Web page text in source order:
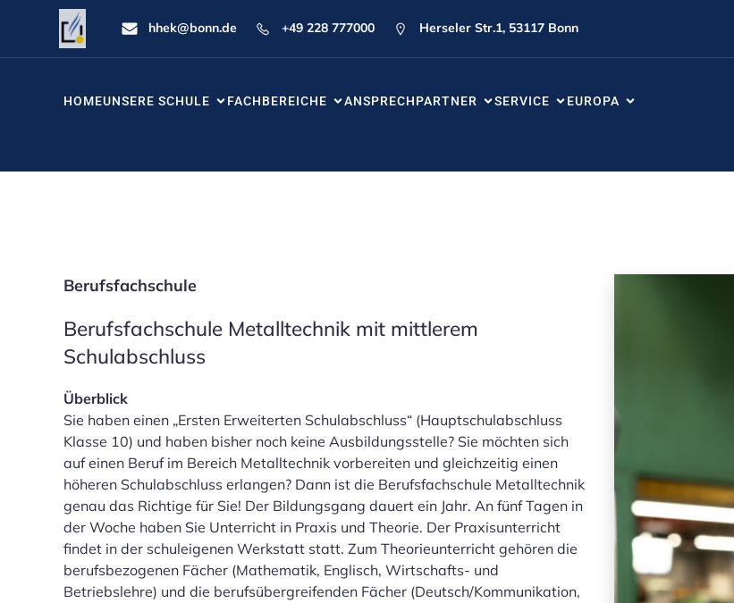
hhek@bonn.de +49 228 777000 Herseler Str.1, 53117 Bonn
HOMEUNSERE SCHULE FACHBEREICHE ANSPRECHPARTNER SERVICE EUROPA
Berufsfachschule
Berufsfachschule Metalltechnik mit mittlerem
Schulabschluss
Überblick
Sie haben einen „Ersten Erweiterten Schulabschluss“ (Hauptschulabschluss
Klasse 10) und haben bisher noch keine Ausbildungsstelle? Sie möchten sich
auf einen Beruf im Bereich Metalltechnik vorbereiten und gleichzeitig einen
höheren Schulabschluss erlangen? Dann ist die Berufsfachschule Metalltechnik
genau das Richtige für Sie! Der Bildungsgang dauert ein Jahr. An fünf Tagen in
der Woche haben Sie Unterricht in Praxis und Theorie. Der Praxisunterricht
findet in der schuleigenen Werkstatt statt. Zum Theorieunterricht gehören die
berufsbezogenen Fächer (Mathematik, Englisch, Wirtschafts- und
Betriebslehre) und die berufsübergreifenden Fächer (Deutsch/Kommunikation,